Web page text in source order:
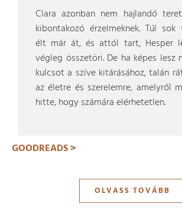
Clara azonban nem hajlandó
kibontakozó érzelmeknek. Túl sok
élt már át, és attól tart, Hesper
végleg összetöri. De ha képes lesz
kulcsot a szíve kitárásához, talán
az életre és szerelemre, amelyről
hitte, hogy számára elérhetetlen.
GOODREADS >
OLVASS TOVÁBB